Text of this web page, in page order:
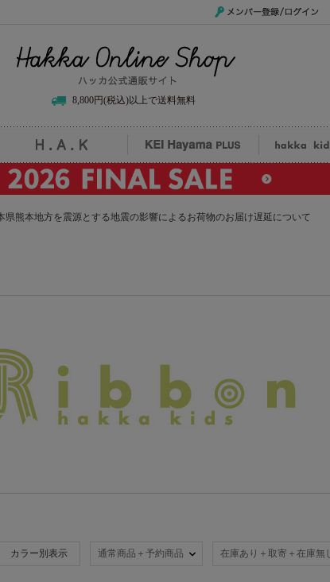
8,800円(税込)以上で送料無料
H.A.K KEI Hayama PLUS
県熊本地方を震源とする地震の影響によるお荷物のお届け遅延について
カラー別表示 通常商品＋予約商品 在庫あり＋取寄＋在庫無